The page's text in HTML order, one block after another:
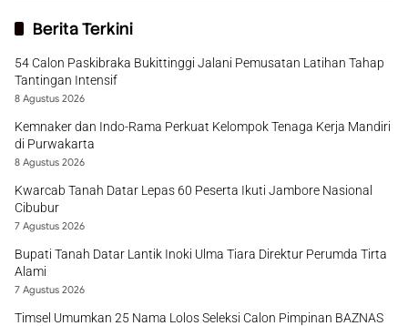
Berita Terkini
54 Calon Paskibraka Bukittinggi Jalani Pemusatan Latihan Tahap
Tantingan Intensif
8 Agustus 2026
Kemnaker dan Indo-Rama Perkuat Kelompok Tenaga Kerja Mandiri
di Purwakarta
8 Agustus 2026
Kwarcab Tanah Datar Lepas 60 Peserta Ikuti Jambore Nasional
Cibubur
7 Agustus 2026
Bupati Tanah Datar Lantik Inoki Ulma Tiara Direktur Perumda Tirta
Alami
7 Agustus 2026
Timsel Umumkan 25 Nama Lolos Seleksi Calon Pimpinan BAZNAS